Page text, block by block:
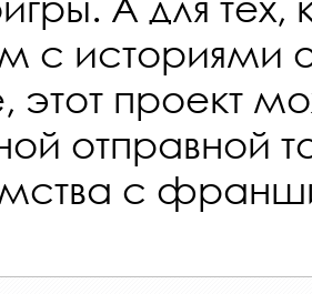
с историями
этот проект
отправной
с